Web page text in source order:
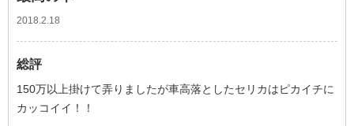
2018.2.18
総評
150万以上掛けて弄りましたが車高落としたセリカはピカイチに
カッコイイ！！